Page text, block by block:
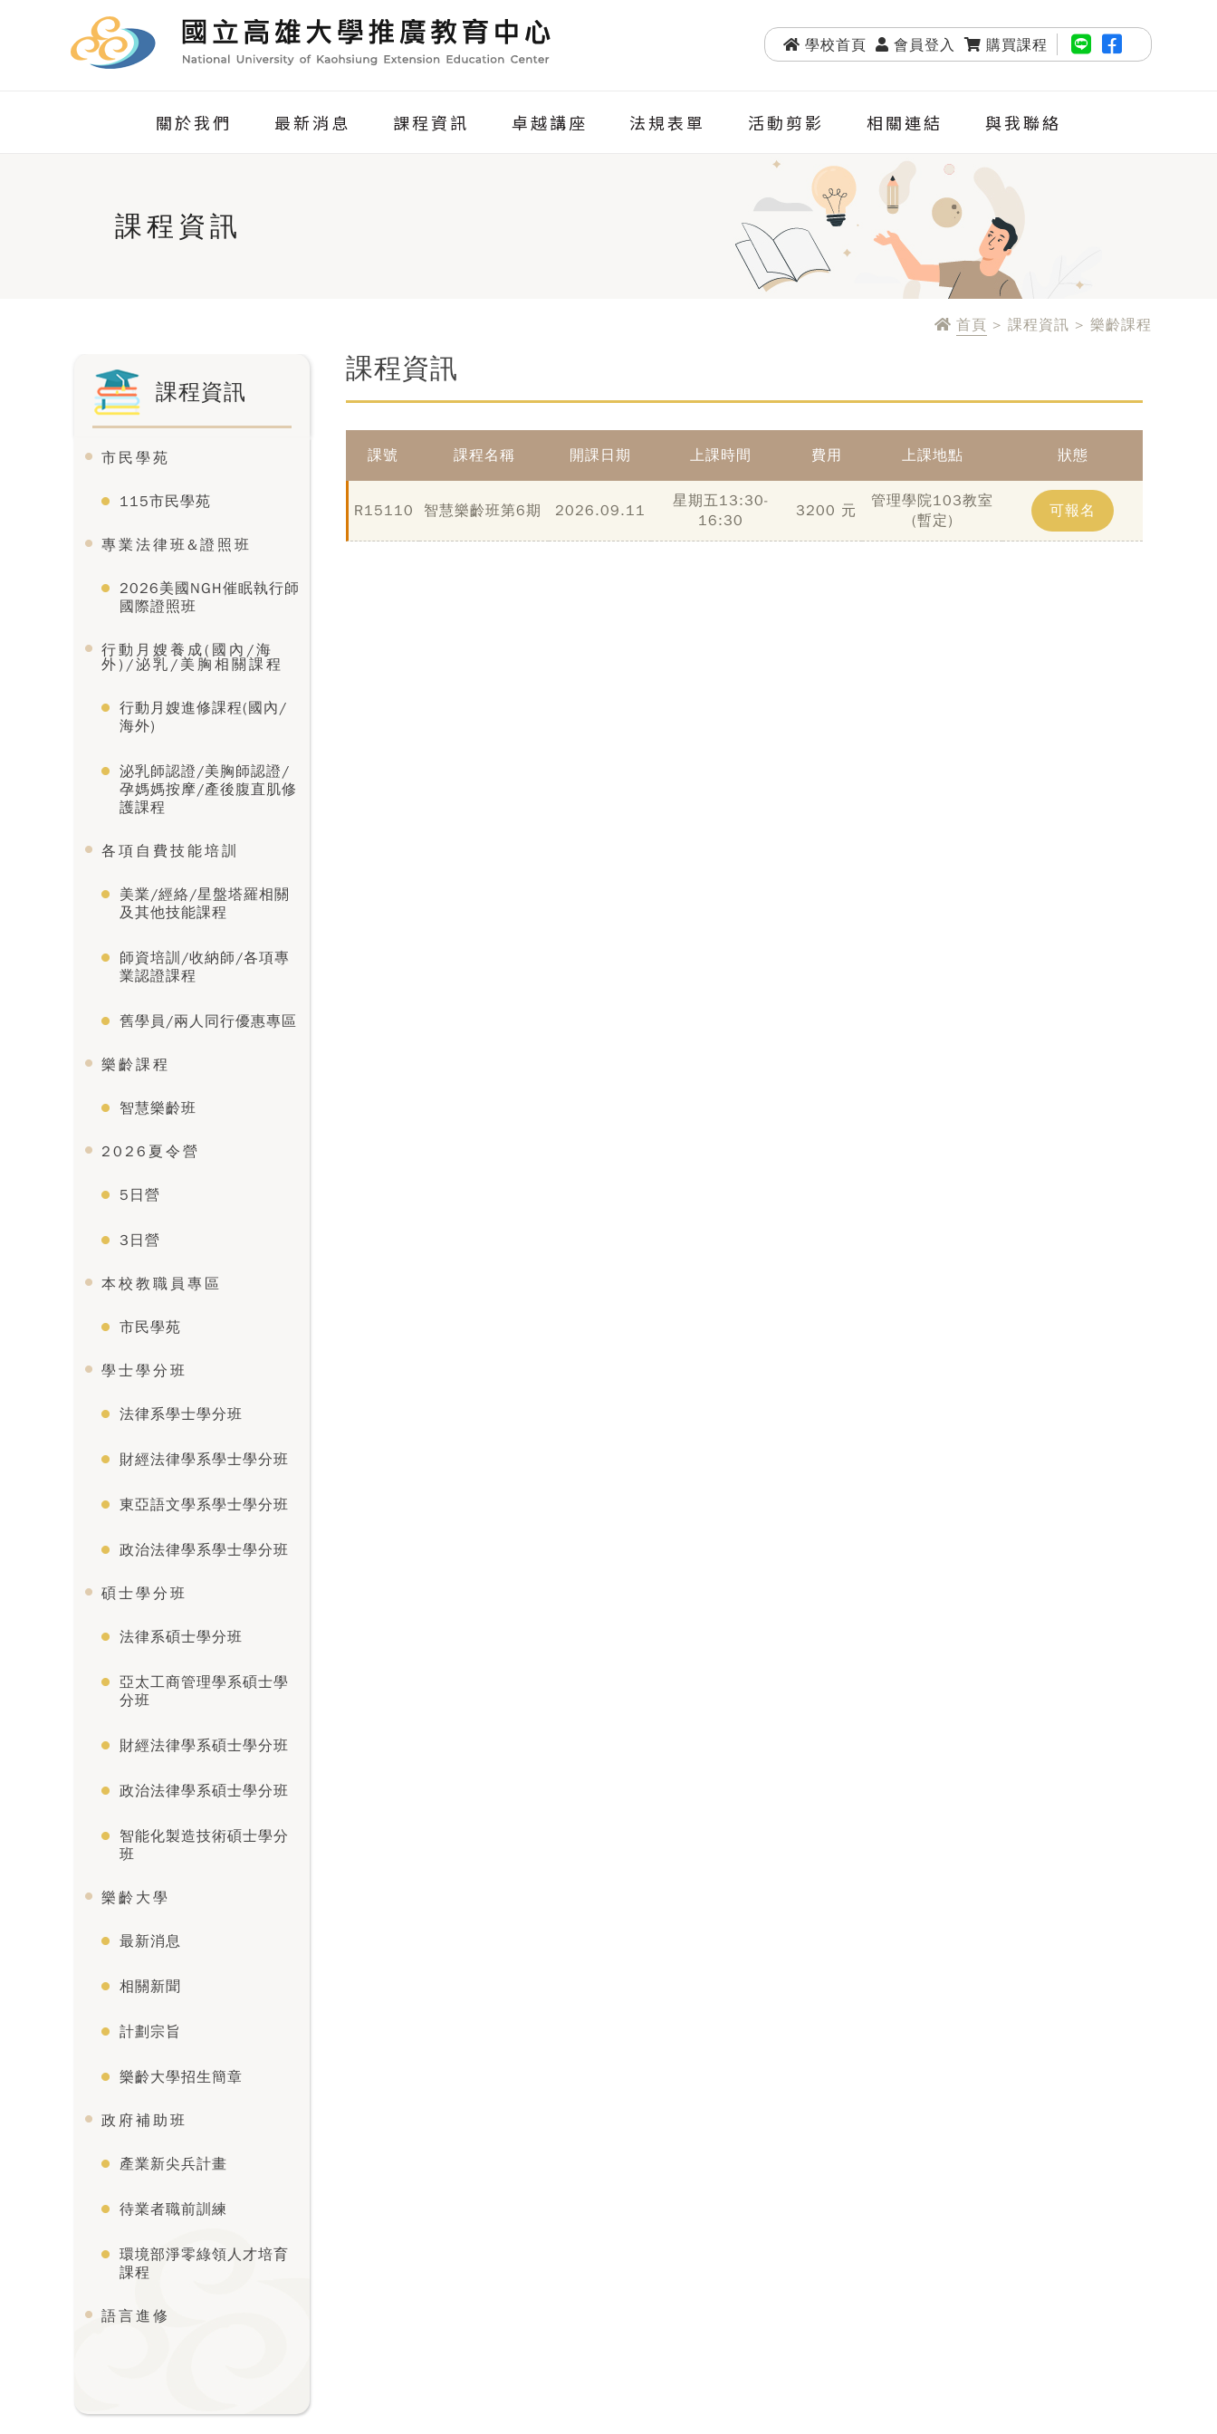
學校首頁 會員登入 購買課程
關於我們 最新消息 課程資訊 卓越講座 法規表單 活動剪影 相關連結 與我聯絡
課程資訊
首頁 > 課程資訊 > 樂齡課程
課程資訊
市民學苑
115市民學苑
專業法律班&證照班
2026美國NGH催眠執行師
國際證照班
行動月嫂養成(國內/海
外)/泌乳/美胸相關課程
行動月嫂進修課程(國內/
海外)
泌乳師認證/美胸師認證/
孕媽媽按摩/產後腹直肌修
護課程
各項自費技能培訓
美業/經絡/星盤塔羅相關
及其他技能課程
師資培訓/收納師/各項專
業認證課程
舊學員/兩人同行優惠專區
樂齡課程
智慧樂齡班
2026夏令營
5日營
3日營
本校教職員專區
市民學苑
學士學分班
法律系學士學分班
財經法律學系學士學分班
東亞語文學系學士學分班
政治法律學系學士學分班
碩士學分班
法律系碩士學分班
亞太工商管理學系碩士學
分班
財經法律學系碩士學分班
政治法律學系碩士學分班
智能化製造技術碩士學分
班
樂齡大學
最新消息
相關新聞
計劃宗旨
樂齡大學招生簡章
政府補助班
產業新尖兵計畫
待業者職前訓練
環境部淨零綠領人才培育
課程
語言進修
課程資訊
課號 課程名稱 開課日期 上課時間 費用 上課地點 狀態
R15110 智慧樂齡班第6期 2026.09.11
星期五13:30-
16:30
3200 元
管理學院103教室
(暫定)
可報名